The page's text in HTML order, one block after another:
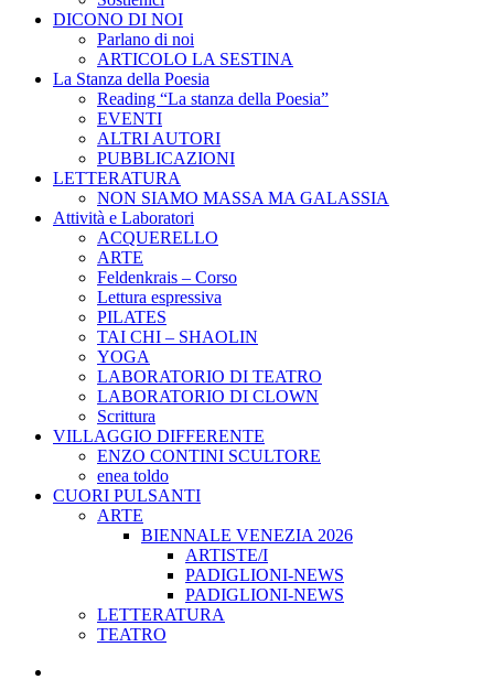
DICONO DI NOI
Parlano di noi
ARTICOLO LA SESTINA
La Stanza della Poesia
Reading “La stanza della Poesia”
EVENTI
ALTRI AUTORI
PUBBLICAZIONI
LETTERATURA
NON SIAMO MASSA MA GALASSIA
Attività e Laboratori
ACQUERELLO
ARTE
Feldenkrais – Corso
Lettura espressiva
PILATES
TAI CHI – SHAOLIN
YOGA
LABORATORIO DI TEATRO
LABORATORIO DI CLOWN
Scrittura
VILLAGGIO DIFFERENTE
ENZO CONTINI SCULTORE
enea toldo
CUORI PULSANTI
ARTE
BIENNALE VENEZIA 2026
ARTISTE/I
PADIGLIONI-NEWS
PADIGLIONI-NEWS
LETTERATURA
TEATRO